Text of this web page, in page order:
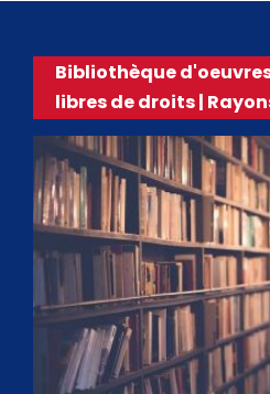
Bibliothèque
libres de droits |